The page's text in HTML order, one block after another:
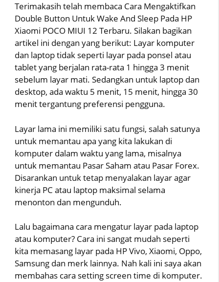
Terimakasih telah membaca Cara Mengaktifkan
Double Button Untuk Wake And Sleep Pada HP
Xiaomi POCO MIUI 12 Terbaru. Silakan bagikan
artikel ini dengan yang berikut: Layar komputer
dan laptop tidak seperti layar pada ponsel atau
tablet yang berjalan rata-rata 1 hingga 3 menit
sebelum layar mati. Sedangkan untuk laptop dan
desktop, ada waktu 5 menit, 15 menit, hingga 30
menit tergantung preferensi pengguna.
Layar lama ini memiliki satu fungsi, salah satunya
untuk memantau apa yang kita lakukan di
komputer dalam waktu yang lama, misalnya
untuk memantau Pasar Saham atau Pasar Forex.
Disarankan untuk tetap menyalakan layar agar
kinerja PC atau laptop maksimal selama
menonton dan mengunduh.
Lalu bagaimana cara mengatur layar pada laptop
atau komputer? Cara ini sangat mudah seperti
kita memasang layar pada HP Vivo, Xiaomi, Oppo,
Samsung dan merk lainnya. Nah kali ini saya akan
membahas cara setting screen time di komputer.